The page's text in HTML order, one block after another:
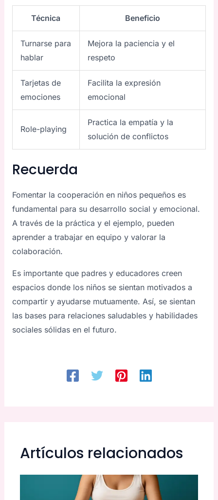
Técnica Beneficio
Turnarse para
hablar
Mejora la paciencia y el
respeto
Tarjetas de
emociones
Facilita la expresión
emocional
Role-playing
Practica la empatía y la
solución de conflictos
Recuerda
Fomentar la cooperación en niños pequeños es
fundamental para su desarrollo social y emocional.
A través de la práctica y el ejemplo, pueden
aprender a trabajar en equipo y valorar la
colaboración.
Es importante que padres y educadores creen
espacios donde los niños se sientan motivados a
compartir y ayudarse mutuamente. Así, se sientan
las bases para relaciones saludables y habilidades
sociales sólidas en el futuro.
Artículos relacionados